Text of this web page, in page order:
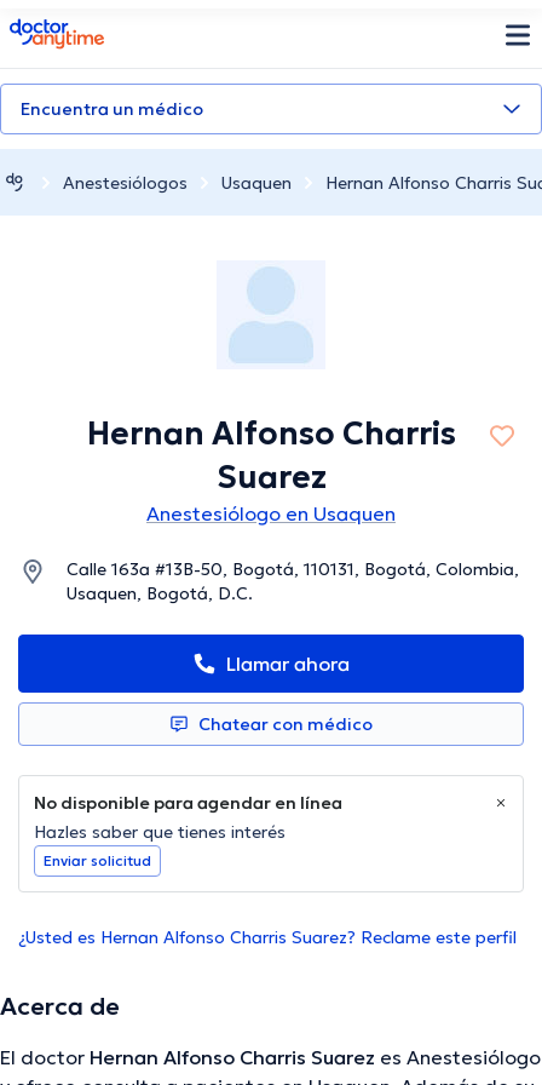
doctoranytime
Encuentra un médico
Anestesiólogos Usaquen Hernan Alfonso Charris
Hernan Alfonso Charris
Suarez
Anestesiólogo en Usaquen
Calle 163a #13B-50, Bogotá, 110131, Bogotá, Colombia,
Usaquen, Bogotá, D.C.
Llamar ahora
Chatear con médico
No disponible para agendar en línea
Hazles saber que tienes interés
Enviar solicitud
¿Usted es Hernan Alfonso Charris Suarez? Reclame este perfil
Acerca de
El doctor Hernan Alfonso Charris Suarez es Anestesiólogo